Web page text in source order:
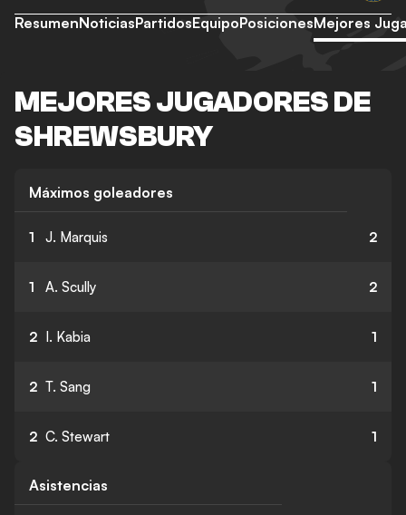
ResumenNoticiasPartidosEquipoPosicionesMejores
MEJORES JUGADORES DE
SHREWSBURY
Máximos goleadores
1 J. Marquis 2
1 A. Scully 2
2 I. Kabia 1
2 T. Sang 1
2 C. Stewart 1
Asistencias